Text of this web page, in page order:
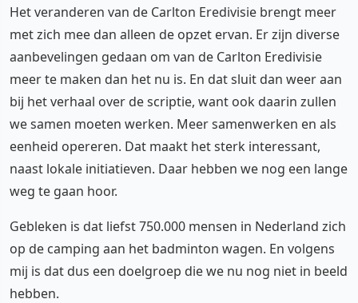
Het veranderen van de Carlton Eredivisie brengt meer
met zich mee dan alleen de opzet ervan. Er zijn diverse
aanbevelingen gedaan om van de Carlton Eredivisie
meer te maken dan het nu is. En dat sluit dan weer aan
bij het verhaal over de scriptie, want ook daarin zullen
we samen moeten werken. Meer samenwerken en als
eenheid opereren. Dat maakt het sterk interessant,
naast lokale initiatieven. Daar hebben we nog een lange
weg te gaan hoor.
Gebleken is dat liefst 750.000 mensen in Nederland zich
op de camping aan het badminton wagen. En volgens
mij is dat dus een doelgroep die we nu nog niet in beeld
hebben.